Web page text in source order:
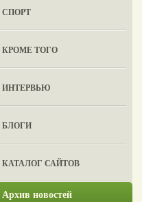
СПОРТ
КРОМЕ ТОГО
ИНТЕРВЬЮ
БЛОГИ
КАТАЛОГ САЙТОВ
Архив новостей